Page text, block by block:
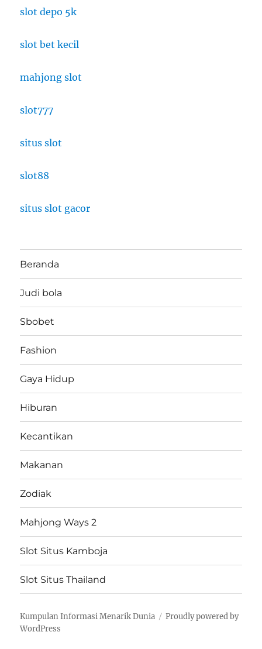
slot depo 5k
slot bet kecil
mahjong slot
slot777
situs slot
slot88
situs slot gacor
Beranda
Judi bola
Sbobet
Fashion
Gaya Hidup
Hiburan
Kecantikan
Makanan
Zodiak
Mahjong Ways 2
Slot Situs Kamboja
Slot Situs Thailand
Kumpulan Informasi Menarik Dunia
Proudly powered by
WordPress